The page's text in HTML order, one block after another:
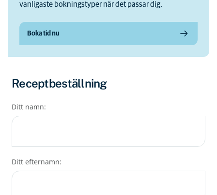
vanligaste bokningstyper när det passar dig.
Boka tid nu
Receptbeställning
Ditt namn:
Ditt efternamn: